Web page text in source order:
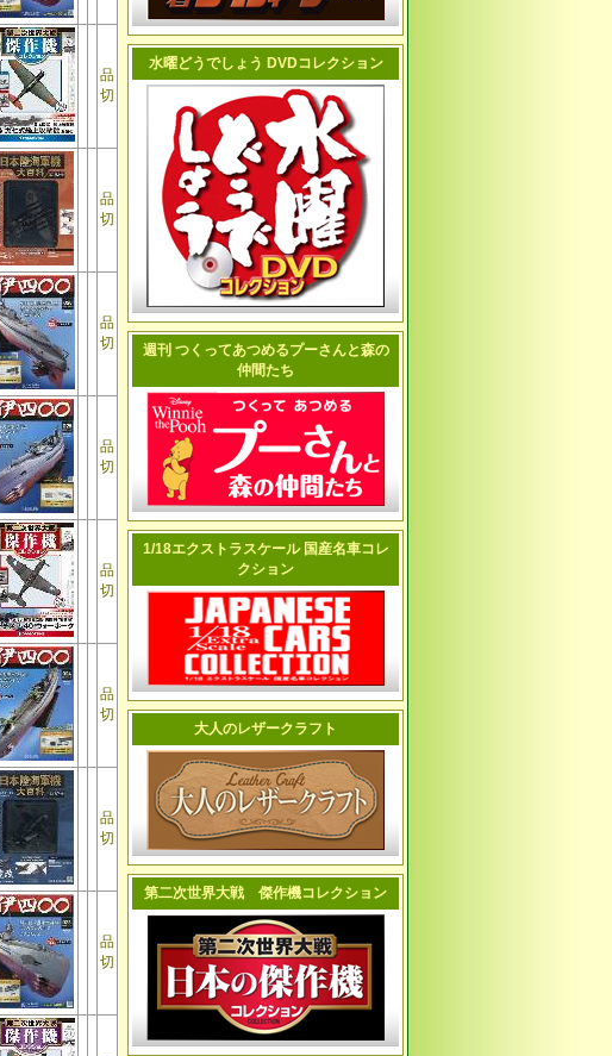
品
切
品
切
品
切
品
切
品
切
品
切
品
切
品
切
水曜どうでしょう DVDコレクション
週刊 つくってあつめるプーさんと森の
仲間たち
1/18エクストラスケール 国産名車コレ
クション
大人のレザークラフト
第二次世界大戦 傑作機コレクション